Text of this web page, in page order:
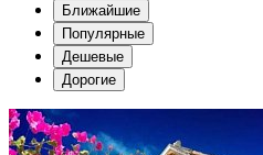
Ближайшие
Популярные
Дешевые
Дорогие